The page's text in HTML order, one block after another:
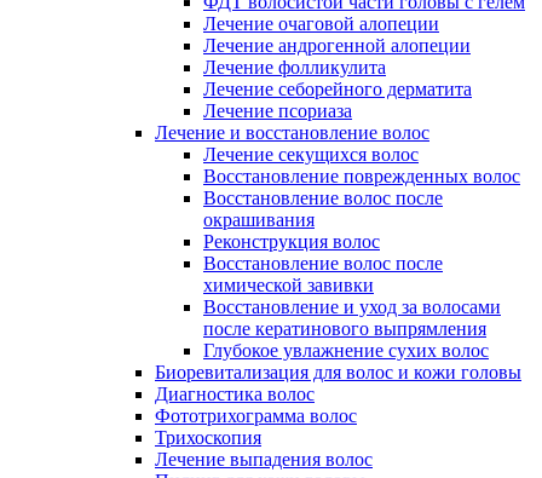
Лечение очаговой алопеции
Лечение андрогенной алопеции
Лечение фолликулита
Лечение себорейного дерматита
Лечение псориаза
Лечение и восстановление волос
Лечение секущихся волос
Восстановление поврежденных волос
Восстановление волос после
окрашивания
Реконструкция волос
Восстановление волос после
химической завивки
Восстановление и уход за волосами
после кератинового выпрямления
Глубокое увлажнение сухих волос
Биоревитализация для волос и кожи головы
Диагностика волос
Фототрихограмма волос
Трихоскопия
Лечение выпадения волос